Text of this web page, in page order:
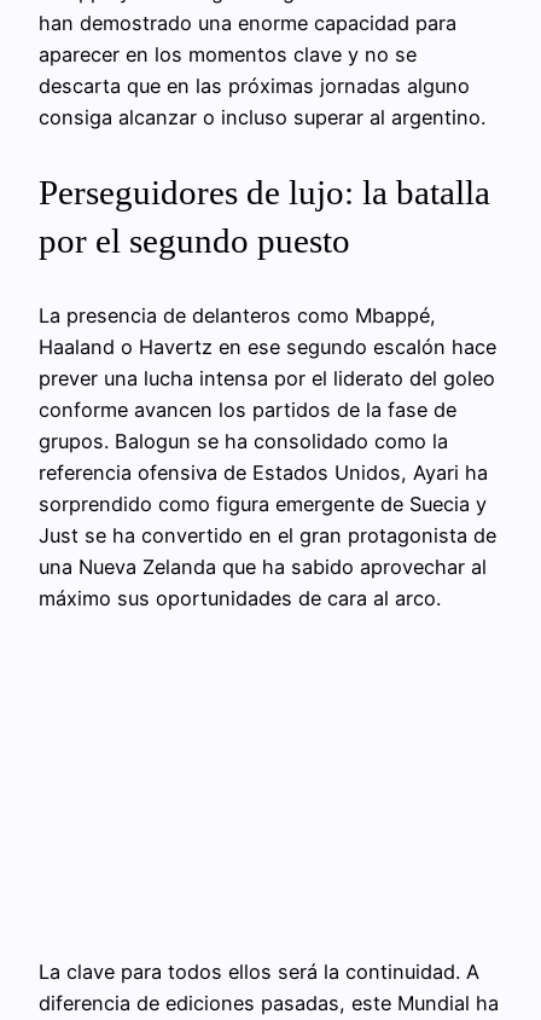
han demostrado una enorme capacidad para
aparecer en los momentos clave y no se
descarta que en las próximas jornadas alguno
consiga alcanzar o incluso superar al argentino.
Perseguidores de lujo: la batalla
por el segundo puesto
La presencia de delanteros como Mbappé,
Haaland o Havertz en ese segundo escalón hace
prever una lucha intensa por el liderato del goleo
conforme avancen los partidos de la fase de
grupos. Balogun se ha consolidado como la
referencia ofensiva de Estados Unidos, Ayari ha
sorprendido como figura emergente de Suecia y
Just se ha convertido en el gran protagonista de
una Nueva Zelanda que ha sabido aprovechar al
máximo sus oportunidades de cara al arco.
La clave para todos ellos será la continuidad. A
diferencia de ediciones pasadas, este Mundial ha